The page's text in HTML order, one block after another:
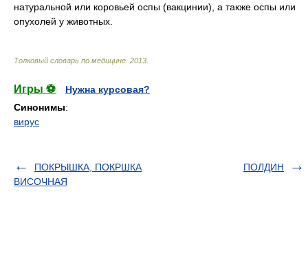
натуральной или коровьей оспы (вакцинии), а также оспы или
опухолей у животных.
Толковый словарь по медицине 2013
Игры ⚽
Нужна курсовая?
Синонимы:
вирус
ПОКРЫШКА, ПОКРШКА
ВИСОЧНАЯ
ПОЛДИН